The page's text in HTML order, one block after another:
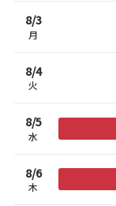
8/3
月
8/4
火
8/5
水
8/6
木